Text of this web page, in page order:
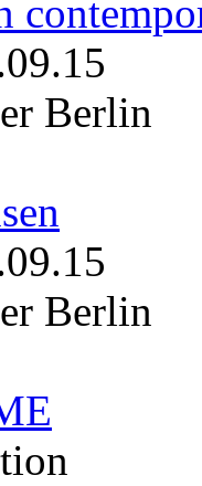
Berlin
Berlin